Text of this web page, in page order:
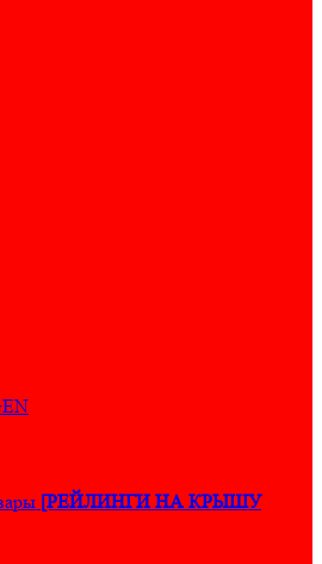
[РЕЙЛИНГИ НА КРЫШУ